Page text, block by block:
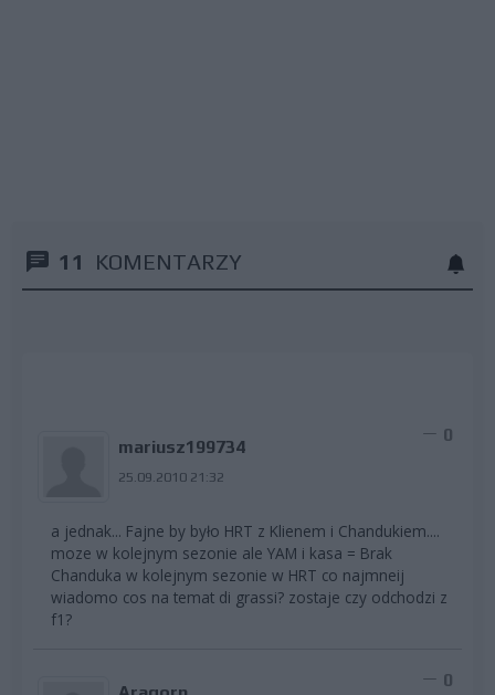
11 KOMENTARZY
mariusz199734
25.09.2010 21:32
0
a jednak... Fajne by było HRT z Klienem i Chandukiem....
moze w kolejnym sezonie ale YAM i kasa = Brak
Chanduka w kolejnym sezonie w HRT co najmneij
wiadomo cos na temat di grassi? zostaje czy odchodzi z
f1?
0